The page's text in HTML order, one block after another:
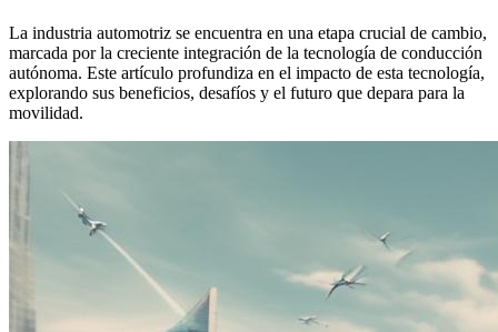
La industria automotriz se encuentra en una etapa crucial de cambio,
marcada por la creciente integración de la tecnología de conducción
autónoma. Este artículo profundiza en el impacto de esta tecnología,
explorando sus beneficios, desafíos y el futuro que depara para la
movilidad.